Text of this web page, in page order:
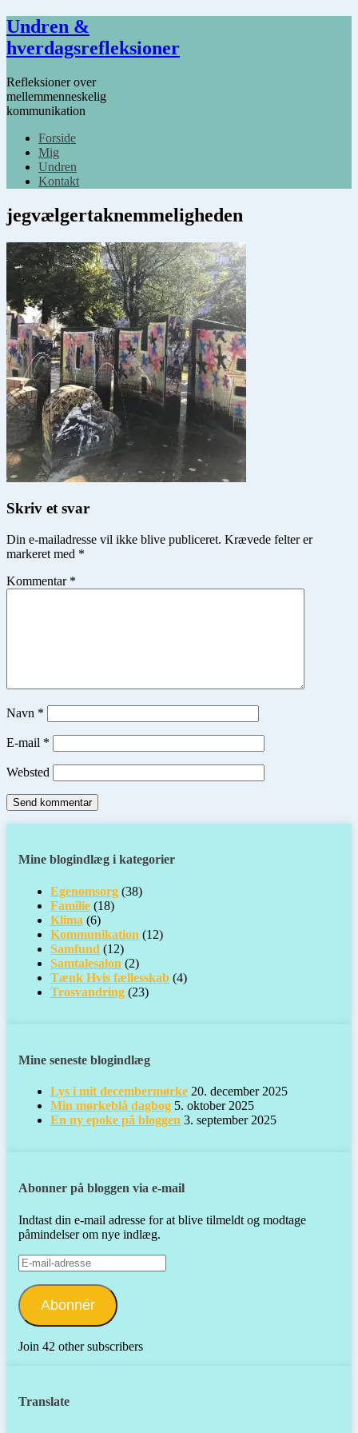
Undren &
hverdagsrefleksioner
Refleksioner over
mellemmenneskelig
kommunikation
Forside
Mig
Undren
Kontakt
jegvælgertaknemmeligheden
Skriv et svar
Din e-mailadresse vil ikke blive publiceret. Krævede felter er
markeret med *
Kommentar *
Navn *
E-mail *
Websted
Mine blogindlæg i kategorier
Egenomsorg (38)
Familie (18)
Klima (6)
Kommunikation (12)
Samfund (12)
Samtalesalon (2)
Tænk Hvis fællesskab (4)
Trosvandring (23)
Mine seneste blogindlæg
Lys i mit decembermørke 20. december 2025
Min mørkeblå dagbog 5. oktober 2025
En ny epoke på bloggen 3. september 2025
Abonner på bloggen via e-mail
Indtast din e-mail adresse for at blive tilmeldt og modtage
påmindelser om nye indlæg.
E-
mail-
adresse
Abonnér
Join 42 other subscribers
Translate